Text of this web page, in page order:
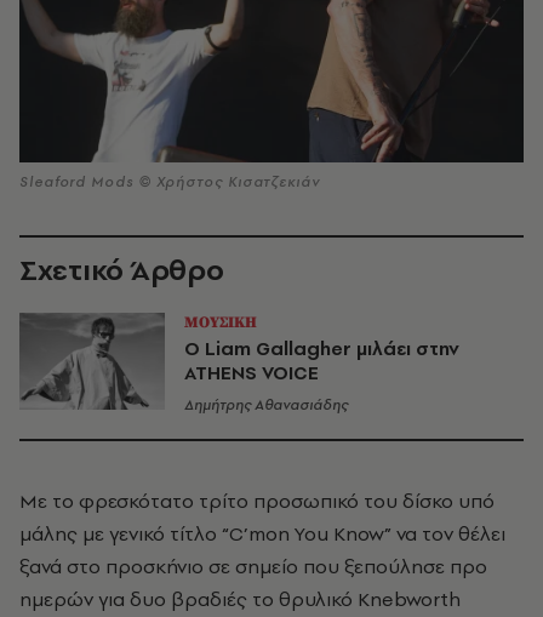
Sleaford Mods © Χρήστος Κισατζεκιάν
Σχετικό Άρθρο
ΜΟΥΣΙΚΗ
Ο Liam Gallagher μιλάει στην
ATHENS VOICE
Δημήτρης Αθανασιάδης
Με το φρεσκότατο τρίτο προσωπικό του δίσκο υπό
μάλης με γενικό τίτλο “C’mon You Know” να τον θέλει
ξανά στο προσκήνιο σε σημείο που ξεπούλησε προ
ημερών για δυο βραδιές το θρυλικό Knebworth